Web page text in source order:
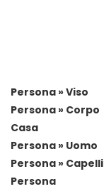
Persona » Viso
Persona » Corpo
Casa
Persona » Uomo
Persona » Capelli
Persona